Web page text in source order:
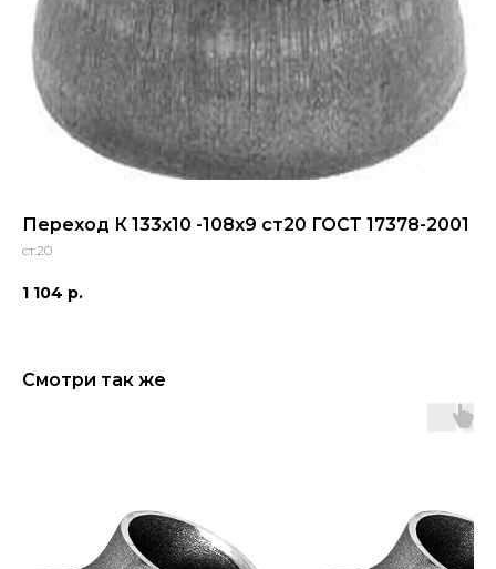
Переход К 133x10 -108x9 ст20 ГОСТ 17378-2001
ст.20
1 104 р.
Смотри так же